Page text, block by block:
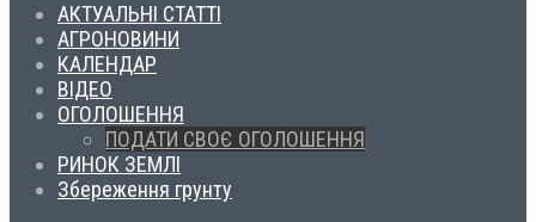
АКТУАЛЬНІ СТАТТІ
АГРОНОВИНИ
КАЛЕНДАР
ВІДЕО
ОГОЛОШЕННЯ
ПОДАТИ СВОЄ ОГОЛОШЕННЯ
РИНОК ЗЕМЛІ
Збереження грунту